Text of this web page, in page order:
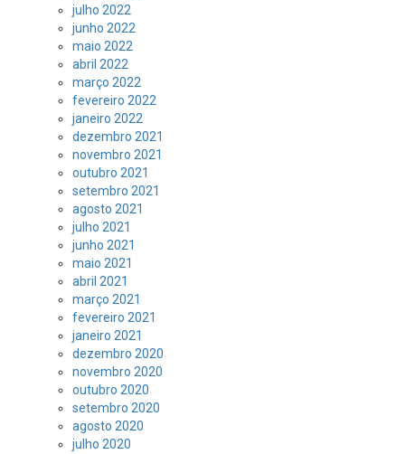
julho 2022
junho 2022
maio 2022
abril 2022
março 2022
fevereiro 2022
janeiro 2022
dezembro 2021
novembro 2021
outubro 2021
setembro 2021
agosto 2021
julho 2021
junho 2021
maio 2021
abril 2021
março 2021
fevereiro 2021
janeiro 2021
dezembro 2020
novembro 2020
outubro 2020
setembro 2020
agosto 2020
julho 2020